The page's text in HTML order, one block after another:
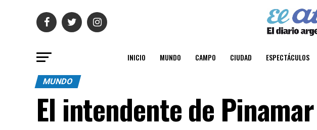
INICIO MUNDO CAMPO CIUDAD ESPECTÁCULOS
MUNDO
El intendente de